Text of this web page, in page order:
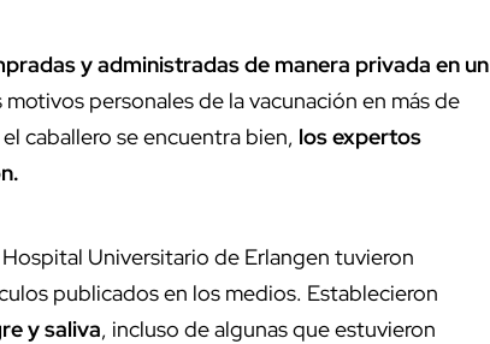
y administradas de manera privada en un
personales de la vacunación en más de
caballero se encuentra bien, los expertos
Universitario de Erlangen tuvieron
publicados en los medios. Establecieron
y saliva, incluso de algunas que estuvieron